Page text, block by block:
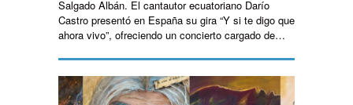
Salgado Albán. El cantautor ecuatoriano Darío
Castro presentó en España su gira “Y si te digo que
ahora vivo”, ofreciendo un concierto cargado de…